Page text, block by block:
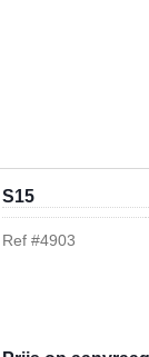
S15
Ref #4903